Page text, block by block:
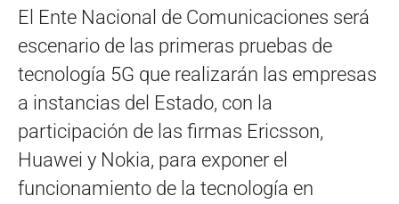
El Ente Nacional de Comunicaciones será
escenario de las primeras pruebas de
tecnología 5G que realizarán las empresas
a instancias del Estado, con la
participación de las firmas Ericsson,
Huawei y Nokia, para exponer el
funcionamiento de la tecnología en